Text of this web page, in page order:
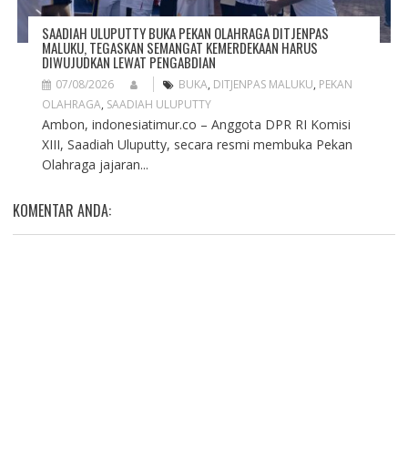
SAADIAH ULUPUTTY BUKA PEKAN OLAHRAGA DITJENPAS
MALUKU, TEGASKAN SEMANGAT KEMERDEKAAN HARUS
DIWUJUDKAN LEWAT PENGABDIAN
07/08/2026 BUKA, DITJENPAS MALUKU, PEKAN
OLAHRAGA, SAADIAH ULUPUTTY
Ambon, indonesiatimur.co – Anggota DPR RI Komisi
XIII, Saadiah Uluputty, secara resmi membuka Pekan
Olahraga jajaran...
KOMENTAR ANDA: